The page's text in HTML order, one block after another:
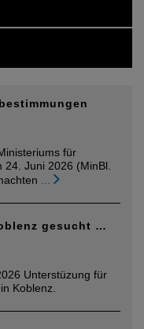
für
Juni 2026 (MinBl.
gesucht …
Unterstüzung für
Koblenz.